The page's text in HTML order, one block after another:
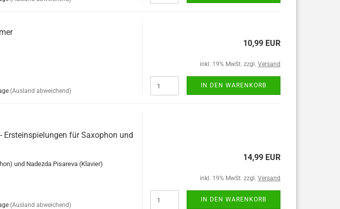
(Ausland abweichend)
10,99 EUR
inkl. 19% MwSt. zzgl. Versand
IN DEN WARENKORB
Ersteinspielungen für Saxophon und
und Nadezda Pisareva (Klavier)
(Ausland abweichend)
14,99 EUR
inkl. 19% MwSt. zzgl. Versand
IN DEN WARENKORB